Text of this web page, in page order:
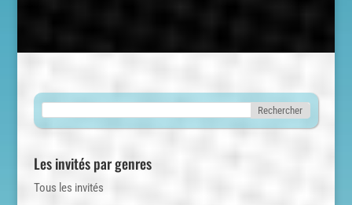
Les invités par genres
Tous les invités